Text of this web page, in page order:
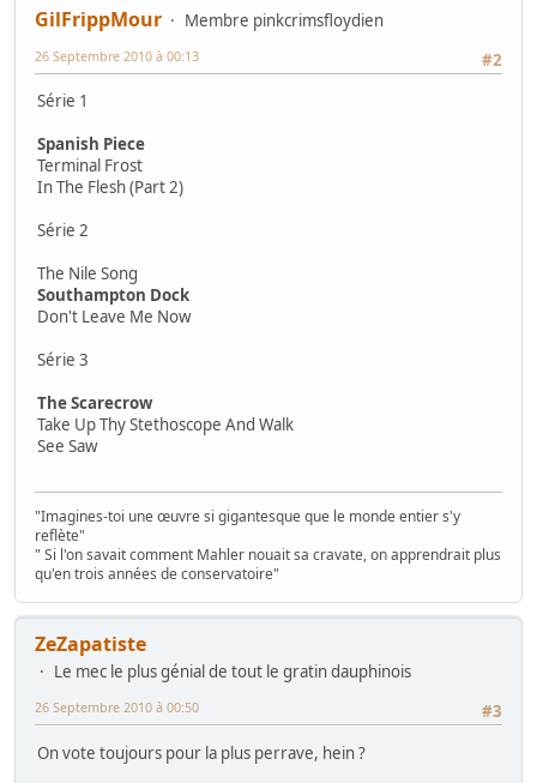
GilFrippMour
Membre pinkcrimsfloydien
#2
26 Septembre 2010 à 00:13
Série 1
Spanish Piece
Terminal Frost
In The Flesh (Part 2)
Série 2
The Nile Song
Southampton Dock
Don't Leave Me Now
Série 3
The Scarecrow
Take Up Thy Stethoscope And Walk
See Saw
"Imagines-toi une œuvre si gigantesque que le monde entier s'y
reflète"
" Si l'on savait comment Mahler nouait sa cravate, on apprendrait plus
qu'en trois années de conservatoire"
ZeZapatiste
Le mec le plus génial de tout le gratin dauphinois
#3
26 Septembre 2010 à 00:50
On vote toujours pour la plus perrave, hein ?